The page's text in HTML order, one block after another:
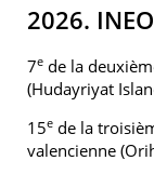
2026.
7e de la
(Hudayriyat
15e de la
valencienne